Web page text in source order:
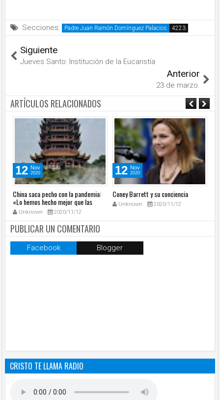
Secciones: Padre Juan Ramón Domínguez Palacios
Siguiente
Jueves Santo: Institución de la Eucaristía
Anterior
23 de marzo.
ARTÍCULOS RELACIONADOS
12 Nov
2020
China saca pecho con la pandemia:
«Lo hemos hecho mejor que las
democracias»
Unknown 2020/11/12
12 Nov
2020
Coney Barrett y su conciencia
Unknown 2020/11/12
PUBLICAR UN COMENTARIO
Facebook Blogger
CRISTO TE LLAMA RADIO